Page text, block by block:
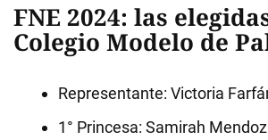
FNE 2024: las
Colegio Modelo de
Representante: Victoria
1° Princesa: Samirah